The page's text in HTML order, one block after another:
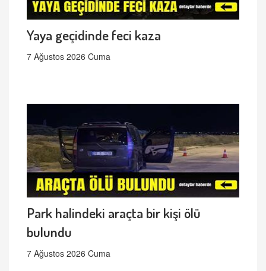
Yaya geçidinde feci kaza
7 Ağustos 2026 Cuma
Park halindeki araçta bir kişi ölü
bulundu
7 Ağustos 2026 Cuma